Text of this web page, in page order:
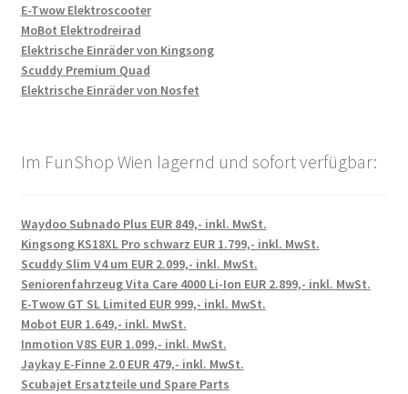
E-Twow Elektroscooter
MoBot Elektrodreirad
Elektrische Einräder von Kingsong
Scuddy Premium Quad
Elektrische Einräder von Nosfet
Im FunShop Wien lagernd und sofort verfügbar:
Waydoo Subnado Plus EUR 849,- inkl. MwSt.
Kingsong KS18XL Pro schwarz EUR 1.799,- inkl. MwSt.
Scuddy Slim V4 um EUR 2.099,- inkl. MwSt.
Seniorenfahrzeug Vita Care 4000 Li-Ion EUR 2.899,- inkl. MwSt.
E-Twow GT SL Limited EUR 999,- inkl. MwSt.
Mobot EUR 1.649,- inkl. MwSt.
Inmotion V8S EUR 1.099,- inkl. MwSt.
Jaykay E-Finne 2.0 EUR 479,- inkl. MwSt.
Scubajet Ersatzteile und Spare Parts